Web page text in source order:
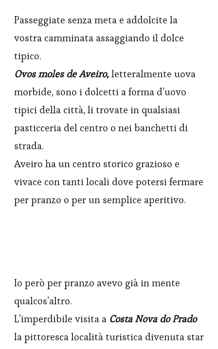
Passeggiate senza meta e addolcite la
vostra camminata assaggiando il dolce
tipico.
Ovos moles de Aveiro,letteralmente uova
morbide, sono i dolcetti a forma d’uovo
tipici della città, li trovate in qualsiasi
pasticceria del centro o nei banchetti di
strada.
Aveiro ha un centro storico grazioso e
vivace con tanti locali dove potersi fermare
per pranzo o per un semplice aperitivo.
Io però per pranzo avevo già in mente
qualcos’altro.
L’imperdibile visita a Costa Nova do Prado
la pittoresca località turistica divenuta star